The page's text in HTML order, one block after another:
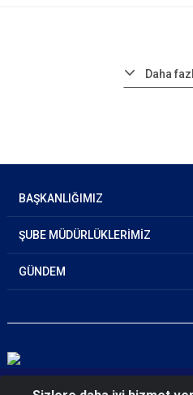
Daha
BAŞKANLIĞIMIZ
ŞUBE MÜDÜRLÜKLERİMİZ
GÜNDEM